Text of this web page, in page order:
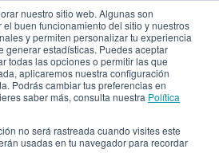
nuestro sitio web. Algunas son
buen funcionamiento del sitio y nuestros
y permiten personalizar tu experiencia
generar estadísticas. Puedes aceptar
todas las opciones o permitir las que
aplicaremos nuestra configuración
Podrás cambiar tus preferencias en
saber más, consulta nuestra Política
no será rastreada cuando visites este
usadas en tu navegador para recordar
Centro de ayuda de
Renting Colombia
Sitio
web